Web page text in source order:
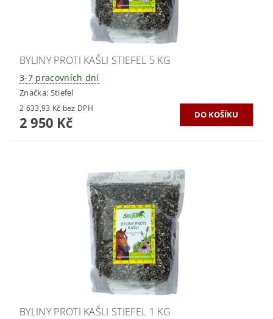
BYLINY PROTI KAŠLI STIEFEL 5 KG
3-7 pracovních dní
Značka: Stiefel
2 633,93 Kč bez DPH
2 950 Kč
BYLINY PROTI KAŠLI STIEFEL 1 KG